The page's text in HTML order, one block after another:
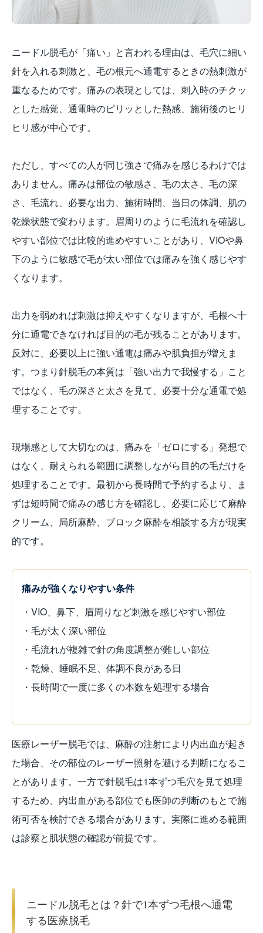
ニードル脱毛が「痛い」と言われる理由は、毛穴に細い
針を入れる刺激と、毛の根元へ通電するときの熱刺激が
重なるためです。痛みの表現としては、刺入時のチクッ
とした感覚、通電時のピリッとした熱感、施術後のヒリ
ヒリ感が中心です。
ただし、すべての人が同じ強さで痛みを感じるわけでは
ありません。痛みは部位の敏感さ、毛の太さ、毛の深
さ、毛流れ、必要な出力、施術時間、当日の体調、肌の
乾燥状態で変わります。眉周りのように毛流れを確認し
やすい部位では比較的進めやすいことがあり、VIOや鼻
下のように敏感で毛が太い部位では痛みを強く感じやす
くなります。
出力を弱めれば刺激は抑えやすくなりますが、毛根へ十
分に通電できなければ目的の毛が残ることがあります。
反対に、必要以上に強い通電は痛みや肌負担が増えま
す。つまり針脱毛の本質は「強い出力で我慢する」こと
ではなく、毛の深さと太さを見て、必要十分な通電で処
理することです。
現場感として大切なのは、痛みを「ゼロにする」発想で
はなく、耐えられる範囲に調整しながら目的の毛だけを
処理することです。最初から長時間で予約するより、ま
ずは短時間で痛みの感じ方を確認し、必要に応じて麻酔
クリーム、局所麻酔、ブロック麻酔を相談する方が現実
的です。
痛みが強くなりやすい条件
・VIO、鼻下、眉周りなど刺激を感じやすい部位
・毛が太く深い部位
・毛流れが複雑で針の角度調整が難しい部位
・乾燥、睡眠不足、体調不良がある日
・長時間で一度に多くの本数を処理する場合
医療レーザー脱毛では、麻酔の注射により内出血が起き
た場合、その部位のレーザー照射を避ける判断になるこ
とがあります。一方で針脱毛は1本ずつ毛穴を見て処理
するため、内出血がある部位でも医師の判断のもとで施
術可否を検討できる場合があります。実際に進める範囲
は診察と肌状態の確認が前提です。
ニードル脱毛とは？針で1本ずつ毛根へ通電
する医療脱毛